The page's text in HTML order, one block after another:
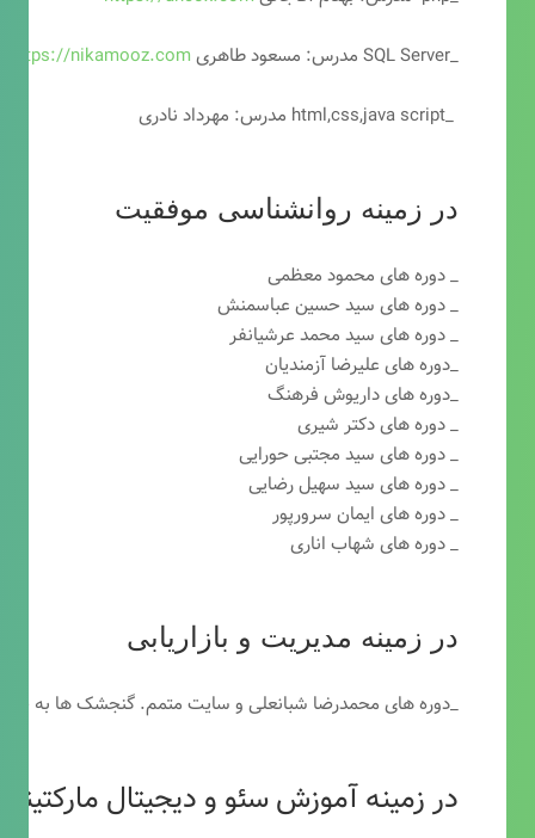
_SQL Server مدرس: مسعود طاهری
https://nikamooz.com
_html,css,java script مدرس: مهرداد نادری
در زمینه روانشناسی موفقیت
_ دوره های محمود معظمی
_ دوره های سید حسین عباسمنش
_ دوره های سید محمد عرشیانفر
_دوره های علیرضا آزمندیان
_دوره های داریوش فرهنگ
_ دوره های دکتر شیری
_ دوره های سید مجتبی حورایی
_ دوره های سید سهیل رضایی
_ دوره های ایمان سرورپور
_ دوره های شهاب اناری
در زمینه مدیریت و بازاریابی
_دوره های محمدرضا شبانعلی و سایت متمم. گنجشک ها به
در زمینه آموزش سئو و دیجیتال